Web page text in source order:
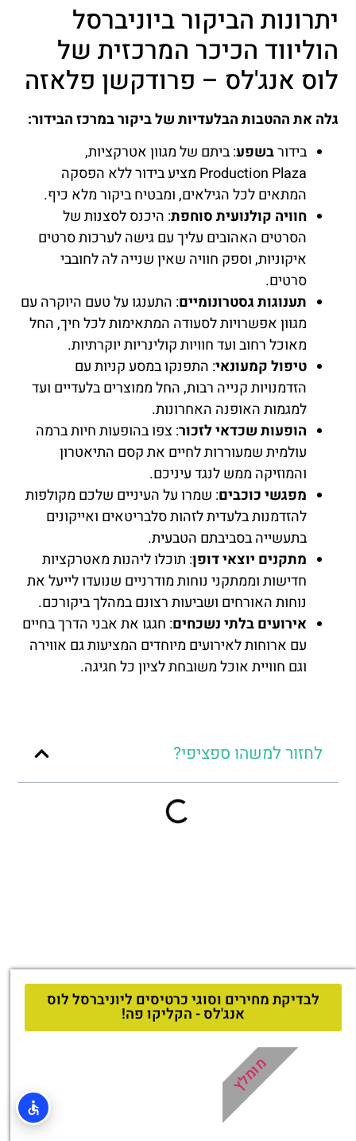
יתרונות הביקור ביוניברסל
הוליווד הכיכר המרכזית של
לוס אנג'לס – פרודקשן פלאזה
גלה את ההטבות הבלעדיות של ביקור במרכז הבידור:
בידורבשפע: ביתם של מגוון אטרקציות,
Production Plaza מציע בידור ללא הפסקה
המתאים לכל הגילאים, ומבטיח ביקור מלא כיף.
חוויה קולנועית סוחפת: היכנס לסצנות של
הסרטים האהובים עליך עם גישה לערכות סרטים
איקוניות, וספק חוויה שאין שנייה לה לחובבי
סרטים.
תענוגות גסטרונומיים: התענגו על טעם היוקרה עם
מגוון אפשרויות לסעודה המתאימות לכל חיך, החל
מאוכל רחוב ועד חוויות קולינריות יוקרתיות.
טיפול קמעונאי: התפנקו במסע קניות עם
הזדמנויות קנייה רבות, החל ממוצרים בלעדיים ועד
למגמות האופנה האחרונות.
הופעות שכדאי לזכור: צפו בהופעות חיות ברמה
עולמית שמעוררות לחיים את קסם התיאטרון
והמוזיקה ממש לנגד עיניכם.
מפגשי כוכבים: שמרו על העיניים שלכם מקולפות
להזדמנות בלעדית לזהות סלבריטאים ואייקונים
בתעשייה בסביבתם הטבעית.
מתקנים יוצאי דופן: תוכלו ליהנות מאטרקציות
חדישות וממתקני נוחות מודרניים שנועדו לייעל את
נוחות האורחים ושביעות רצונם במהלך ביקורכם.
אירועים בלתי נשכחים: חגגו את אבני הדרך בחיים
עם ארוחות לאירועים מיוחדים המציעות גם אווירה
וגם חוויית אוכל משובחת לציון כל חגיגה.
לחזור למשהו ספציפי?
לבדיקת מחירים וסוגי כרטיסים ליוניברסל לוס
אנג'לס - הקליקו פה!
מומלץ